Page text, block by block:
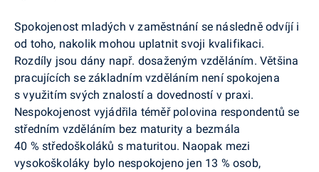
Spokojenost mladých v zaměstnání se následně odvíjí i
od toho, nakolik mohou uplatnit svoji kvalifikaci.
Rozdíly jsou dány např. dosaženým vzděláním. Většina
pracujících se základním vzděláním není spokojena
s využitím svých znalostí a dovedností v praxi.
Nespokojenost vyjádřila téměř polovina respondentů se
středním vzděláním bez maturity a bezmála
40 % středoškoláků s maturitou. Naopak mezi
vysokoškoláky bylo nespokojeno jen 13 % osob,